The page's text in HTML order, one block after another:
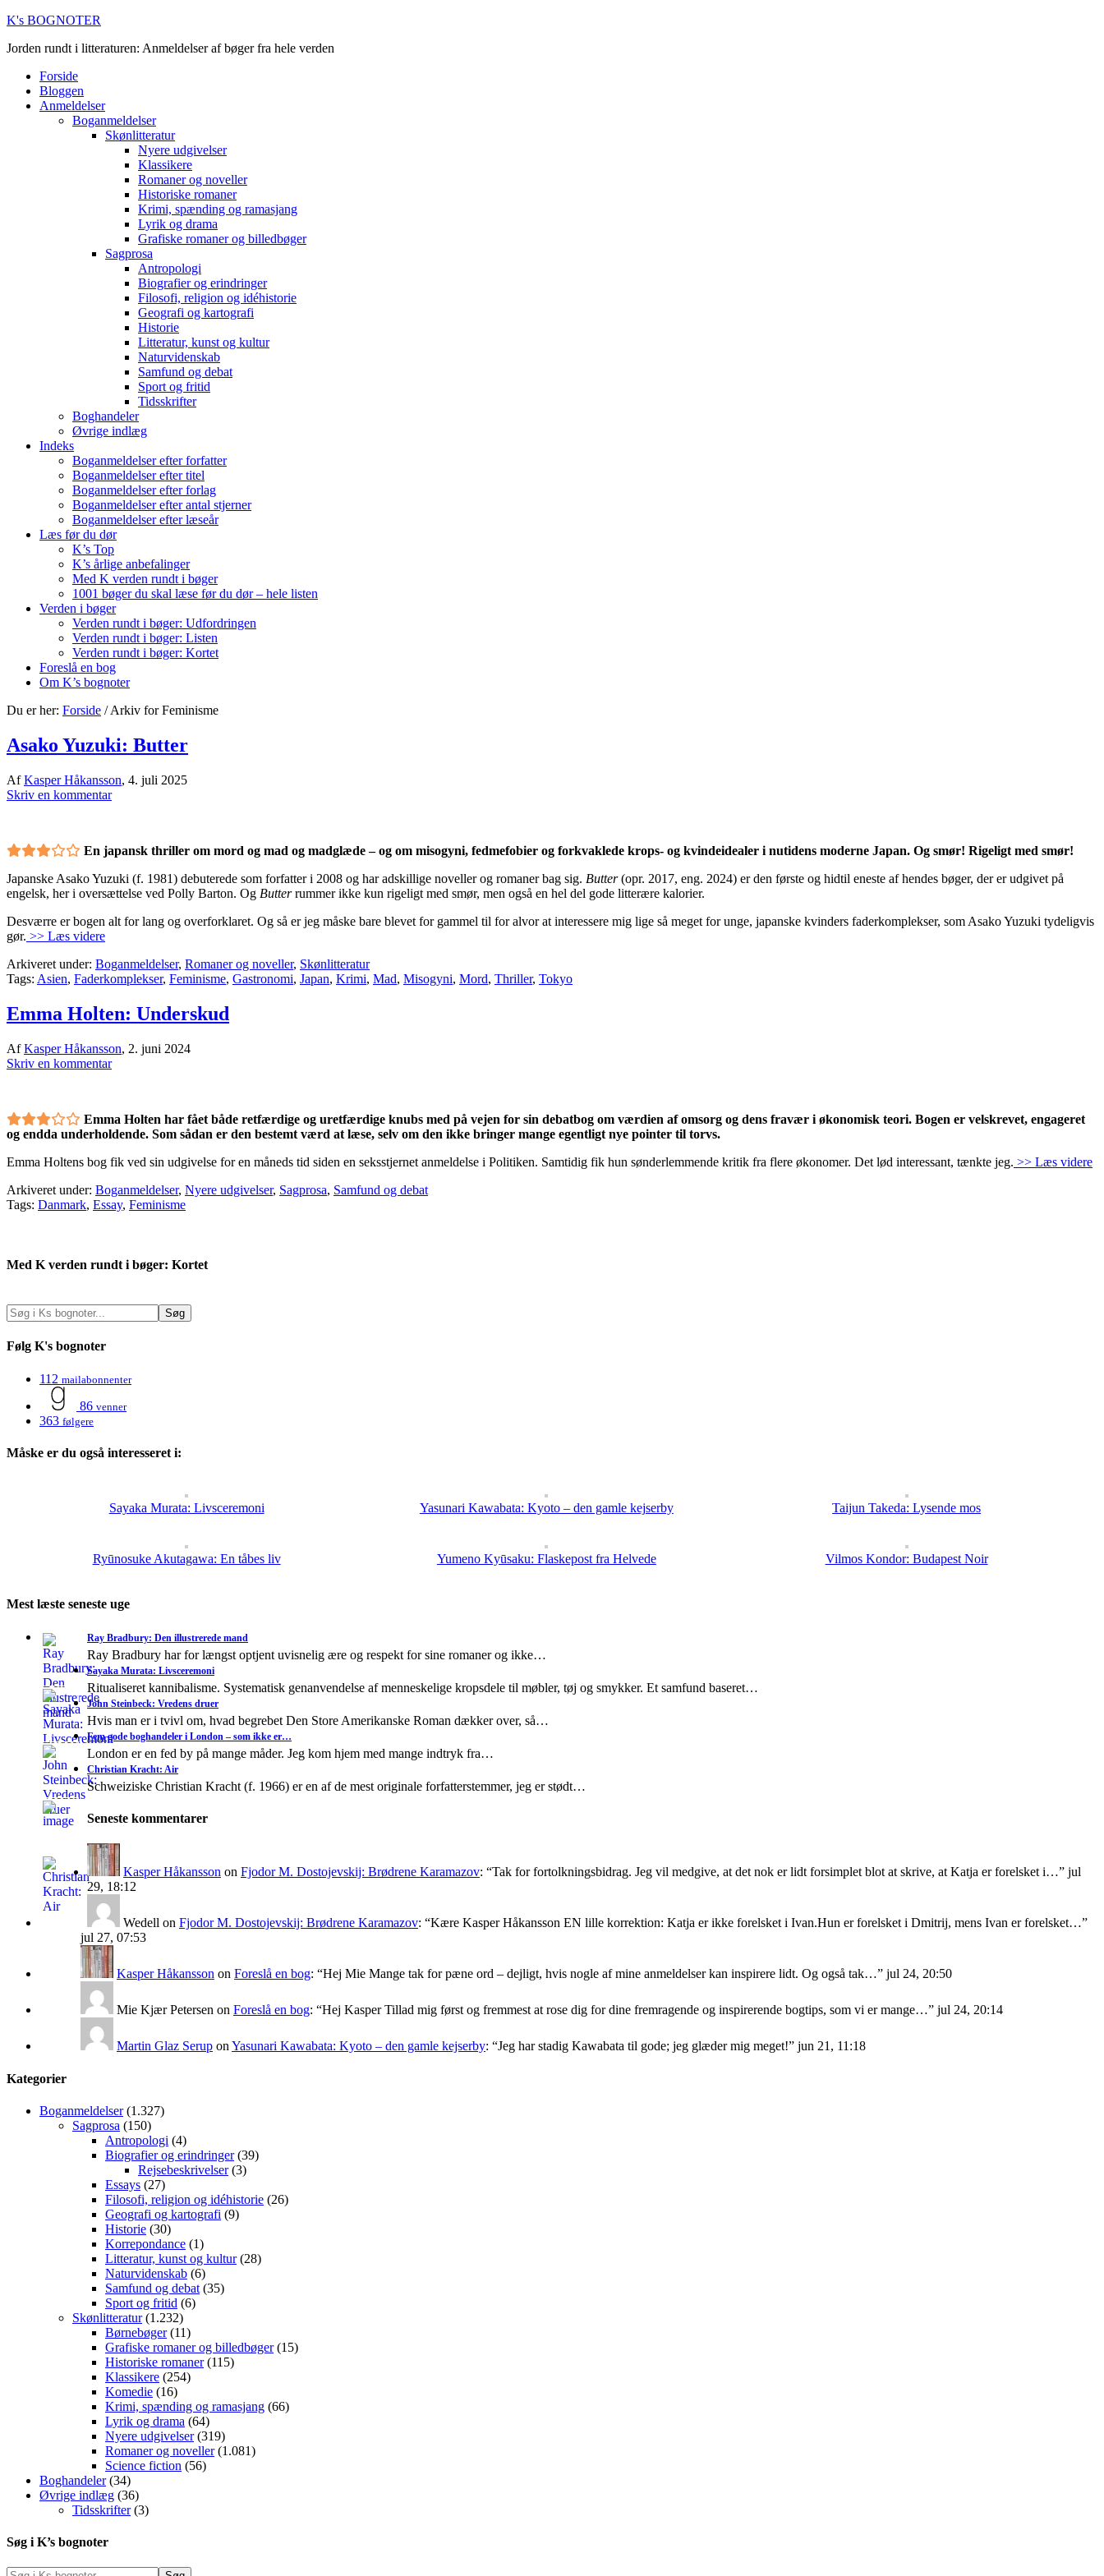
K's BOGNOTER
Jorden rundt i litteraturen: Anmeldelser af bøger fra hele verden
Forside
Bloggen
Anmeldelser
Boganmeldelser
Skønlitteratur
Nyere udgivelser
Klassikere
Romaner og noveller
Historiske romaner
Krimi, spænding og ramasjang
Lyrik og drama
Grafiske romaner og billedbøger
Sagprosa
Antropologi
Biografier og erindringer
Filosofi, religion og idéhistorie
Geografi og kartografi
Historie
Litteratur, kunst og kultur
Naturvidenskab
Samfund og debat
Sport og fritid
Tidsskrifter
Boghandeler
Øvrige indlæg
Indeks
Boganmeldelser efter forfatter
Boganmeldelser efter titel
Boganmeldelser efter forlag
Boganmeldelser efter antal stjerner
Boganmeldelser efter læseår
Læs før du dør
K’s Top
K’s årlige anbefalinger
Med K verden rundt i bøger
1001 bøger du skal læse før du dør – hele listen
Verden i bøger
Verden rundt i bøger: Udfordringen
Verden rundt i bøger: Listen
Verden rundt i bøger: Kortet
Foreslå en bog
Om K’s bognoter
Du er her: Forside /Arkiv for Feminisme
Asako Yuzuki: Butter
AfKasper Håkansson, 4. juli 2025
Skriv en kommentar
En japansk thriller om mord og mad og madglæde – og om misogyni, fedmefobier og forkvaklede krops- og kvindeidealer i nutidens moderne Japan. Og smør! Rigeligt med smør!
Japanske Asako Yuzuki (f. 1981) debuterede som forfatter i 2008 og har adskillige noveller og romaner bag sig. Butter(opr. 2017, eng. 2024) er den første og hidtil eneste af hendes bøger, der er udgivet på
engelsk, her i oversættelse ved Polly Barton. Og Butterrummer ikke kun rigeligt med smør, men også en hel del gode litterære kalorier.
Desværre er bogen alt for lang og overforklaret. Og så er jeg måske bare blevet for gammel til for alvor at interessere mig lige så meget for unge, japanske kvinders faderkomplekser, som Asako Yuzuki tydeligvis
gør. >> Læs videre
Arkiveret under: Boganmeldelser, Romaner og noveller, Skønlitteratur
Tags: Asien, Faderkomplekser, Feminisme, Gastronomi, Japan, Krimi, Mad, Misogyni, Mord, Thriller, Tokyo
Emma Holten: Underskud
AfKasper Håkansson, 2. juni 2024
Skriv en kommentar
Emma Holten har fået både retfærdige og uretfærdige knubs med på vejen for sin debatbog om værdien af omsorg og dens fravær i økonomisk teori. Bogen er velskrevet, engageret
og endda underholdende. Som sådan er den bestemt værd at læse, selv om den ikke bringer mange egentligt nye pointer til torvs.
Emma Holtens bog fik ved sin udgivelse for en måneds tid siden en seksstjernet anmeldelse i Politiken. Samtidig fik hun sønderlemmende kritik fra flere økonomer. Det lød interessant, tænkte jeg. >> Læs videre
Arkiveret under: Boganmeldelser, Nyere udgivelser, Sagprosa, Samfund og debat
Tags: Danmark, Essay, Feminisme
Med K verden rundt i bøger: Kortet
Følg K's bognoter
112 mailabonnenter
86 venner
363 følgere
Måske er du også interesseret i:
Sayaka Murata: Livsceremoni Yasunari Kawabata: Kyoto – den gamle kejserby Taijun Takeda: Lysende mos
Ryūnosuke Akutagawa: En tåbes liv Yumeno Kyūsaku: Flaskepost fra Helvede Vilmos Kondor: Budapest Noir
Mest læste seneste uge
Ray Bradbury: Den illustrerede mand
Ray Bradbury har for længst optjent uvisnelig ære og respekt for sine romaner og ikke…
Sayaka Murata: Livsceremoni
Ritualiseret kannibalisme. Systematisk genanvendelse af menneskelige kropsdele til møbler, tøj og smykker. Et samfund baseret…
John Steinbeck: Vredens druer
Hvis man er i tvivl om, hvad begrebet Den Store Amerikanske Roman dækker over, så…
Fem gode boghandeler i London – som ikke er…
London er en fed by på mange måder. Jeg kom hjem med mange indtryk fra…
Christian Kracht: Air
Schweiziske Christian Kracht (f. 1966) er en af de mest originale forfatterstemmer, jeg er stødt…
Seneste kommentarer
Kasper Håkansson on Fjodor M. Dostojevskij: Brødrene Karamazov: “Tak for fortolkningsbidrag. Jeg vil medgive, at det nok er lidt forsimplet blot at skrive, at Katja er forelsket i…” jul
29, 18:12
Wedell on Fjodor M. Dostojevskij: Brødrene Karamazov: “Kære Kasper Håkansson EN lille korrektion: Katja er ikke forelsket i Ivan.Hun er forelsket i Dmitrij, mens Ivan er forelsket…”
jul 27, 07:53
Kasper Håkansson on Foreslå en bog: “Hej Mie Mange tak for pæne ord – dejligt, hvis nogle af mine anmeldelser kan inspirere lidt. Og også tak…” jul 24, 20:50
Mie Kjær Petersen on Foreslå en bog: “Hej Kasper Tillad mig først og fremmest at rose dig for dine fremragende og inspirerende bogtips, som vi er mange…” jul 24, 20:14
Martin Glaz Serup on Yasunari Kawabata: Kyoto – den gamle kejserby: “Jeg har stadig Kawabata til gode; jeg glæder mig meget!” jun 21, 11:18
Kategorier
Boganmeldelser(1.327)
Sagprosa (150)
Antropologi (4)
Biografier og erindringer(39)
Rejsebeskrivelser(3)
Essays (27)
Filosofi, religion og idéhistorie (26)
Geografi og kartografi (9)
Historie (30)
Korrepondance (1)
Litteratur, kunst og kultur(28)
Naturvidenskab (6)
Samfund og debat (35)
Sport og fritid (6)
Skønlitteratur(1.232)
Børnebøger(11)
Grafiske romaner og billedbøger(15)
Historiske romaner(115)
Klassikere (254)
Komedie (16)
Krimi, spænding og ramasjang (66)
Lyrik og drama (64)
Nyere udgivelser(319)
Romaner og noveller(1.081)
Science fiction (56)
Boghandeler(34)
Øvrige indlæg (36)
Tidsskrifter(3)
Søg i K’s bognoter